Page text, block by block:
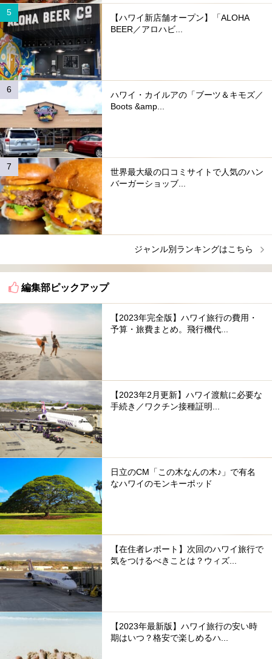
【ハワイ新店舗オープン】「ALOHA
BEER／アロハビ...
ハワイ・カイルアの「ブーツ＆キモズ／
Boots &amp...
世界最大級の口コミサイトで人気のハン
バーガーショッブ...
ジャンル別ランキングはこちら
編集部ピックアップ
【2023年完全版】ハワイ旅行の費用・
予算・旅費まとめ。飛行機代...
【2023年2月更新】ハワイ渡航に必要な
手続き／ワクチン接種証明...
日立のCM「この木なんの木♪」で有名
なハワイのモンキーポッド
【在住者レポート】次回のハワイ旅行で
気をつけるべきことは？ウィズ...
【2023年最新版】ハワイ旅行の安い時
期はいつ？格安で楽しめるハ...